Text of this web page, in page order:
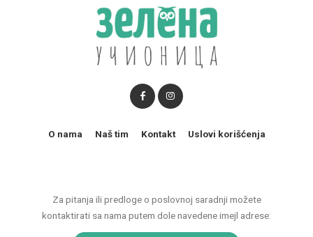
Za pitanja ili predloge o poslovnoj saradnji možete
kontaktirati sa nama putem dole navedene imejl adrese:
O nama Naš tim Kontakt Uslovi korišćenja